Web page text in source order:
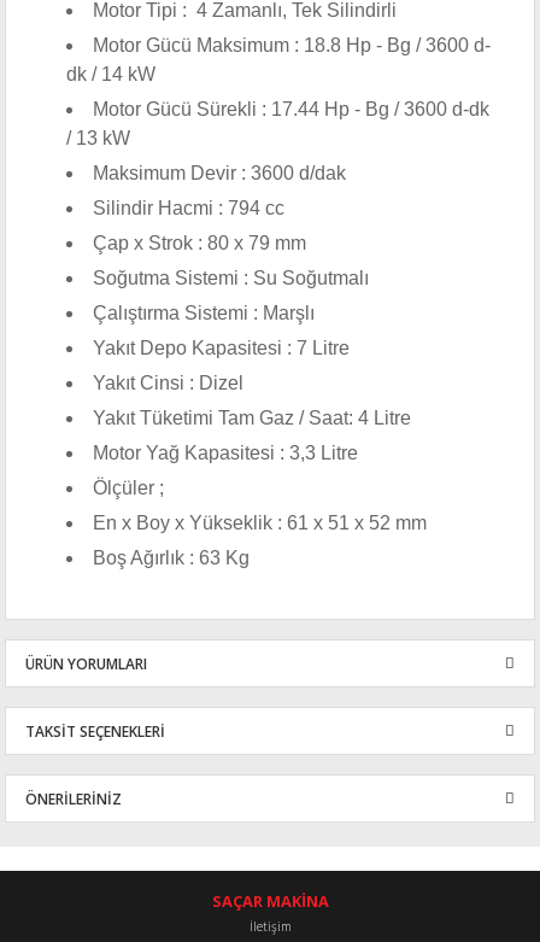
Motor Tipi : 4 Zamanlı, Tek Silindirli
Motor Gücü Maksimum : 18.8 Hp - Bg / 3600 d-
dk / 14 kW
Motor Gücü Sürekli : 17.44 Hp - Bg / 3600 d-dk
/ 13 kW
Maksimum Devir : 3600 d/dak
Silindir Hacmi : 794 cc
Çap x Strok : 80 x 79 mm
Soğutma Sistemi : Su Soğutmalı
Çalıştırma Sistemi : Marşlı
Yakıt Depo Kapasitesi : 7 Litre
Yakıt Cinsi : Dizel
Yakıt Tüketimi Tam Gaz / Saat: 4 Litre
Motor Yağ Kapasitesi : 3,3 Litre
Ölçüler ;
En x Boy x Yükseklik : 61 x 51 x 52 mm
Boş Ağırlık : 63 Kg
ÜRÜN YORUMLARI
Bu ürüne ilk yorumu siz yapın!
TAKSİT SEÇENEKLERİ
ÖNERİLERİNİZ
konularda yetersiz gördüğünüz noktaları öneri formunu kullanarak
Görüş ve önerileriniz için teşekkür ederiz.
SAÇAR MAKİNA
İletişim